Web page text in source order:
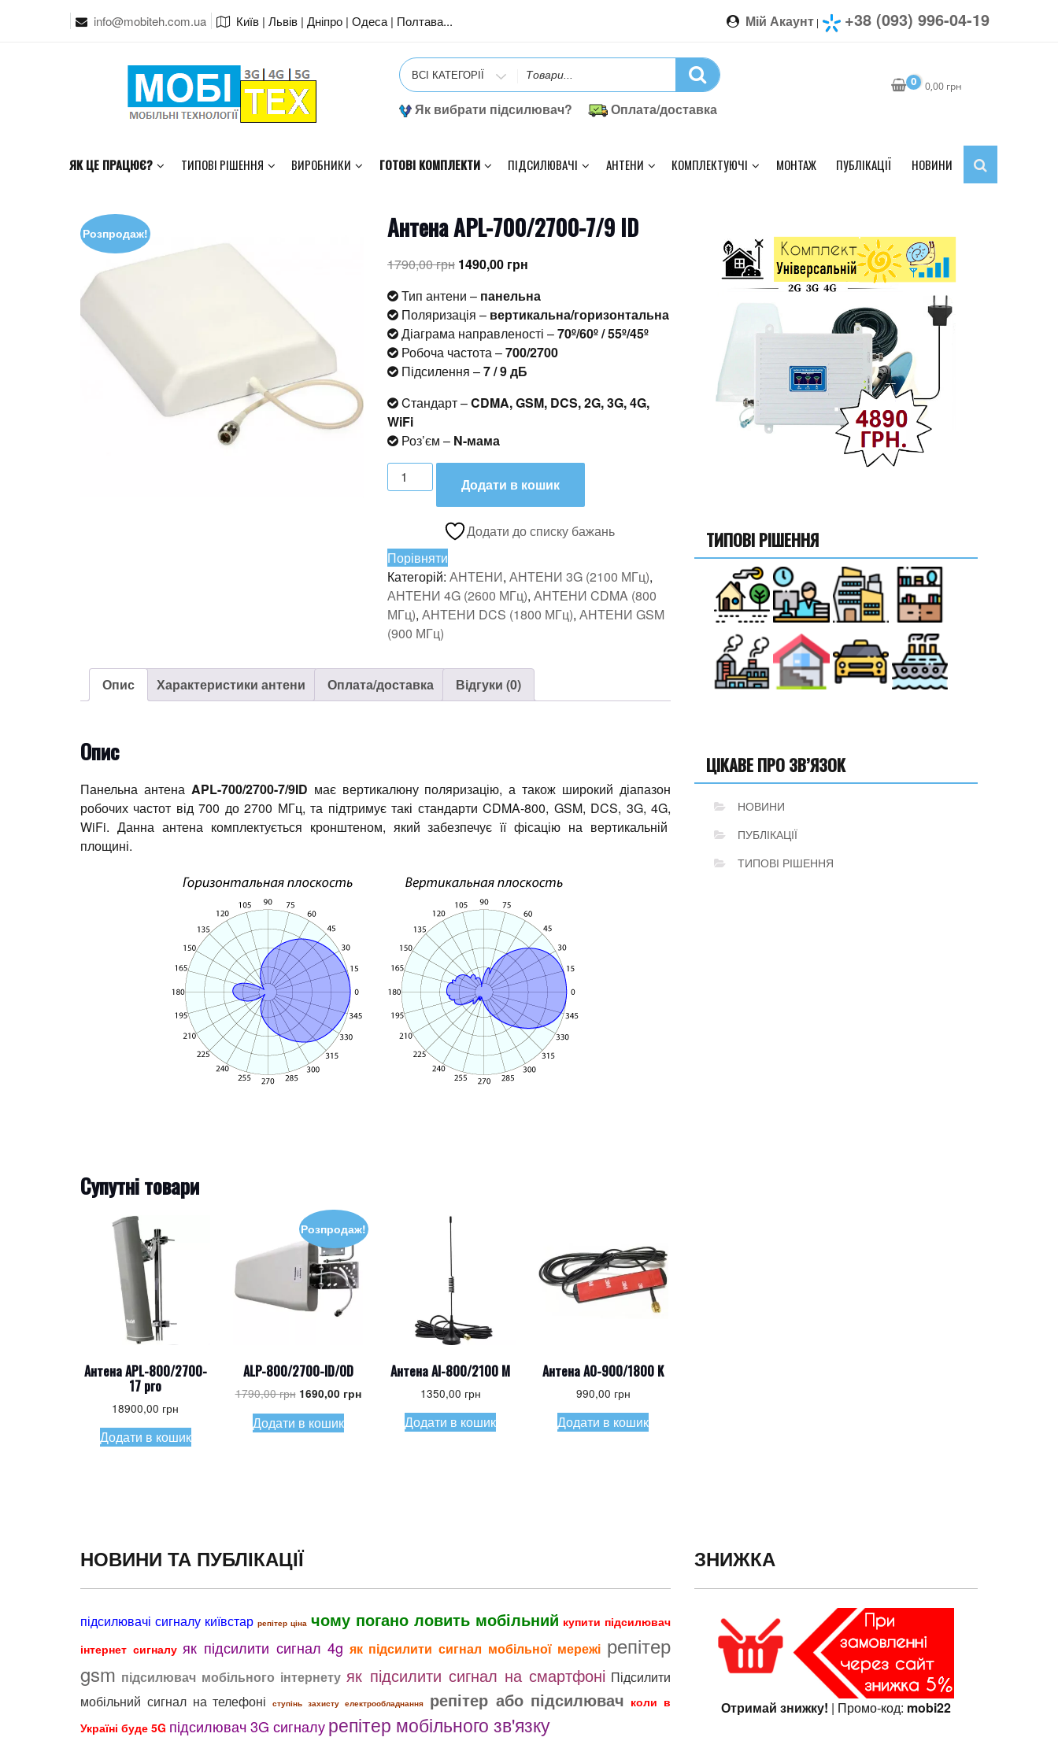
info@mobiteh.com.ua Київ | Львів | Дніпро | Одеса | Полтава... Мій Акаунт | +38 (093) 996-04-19
Search
for
Як вибрати підсилювач?
Оплата/доставка
0 0,00 грн
ЯК ЦЕ ПРАЦЮЄ? ТИПОВІ РІШЕННЯ ВИРОБНИКИ ГОТОВІ КОМПЛЕКТИ ПІДСИЛЮВАЧІ АНТЕНИ КОМПЛЕКТУЮЧІ МОНТАЖ ПУБЛІКАЦІЇ НОВИНИ
Розпродаж! Антена APL-700/2700-7/9 ID
1790,00грн Оригінальна
1790,00 грн.
1490,00 грн
1490,00 грн.
Тип антени – панельна
Поляризація – вертикальна/горизонтальна
Діаграма направленості –70º/60º / 55º/45º
Робоча частота –700/2700
Підсилення –7 / 9 дБ
Cтандарт –CDMA, GSM, DCS, 2G, 3G, 4G,
WiFi
Роз’єм – N-мама
Антена
APL-
700/2700-
ID
кількість
Додати в кошик
Додати до списку бажань
Порівняти
Категорій: АНТЕНИ, АНТЕНИ 3G (2100 МГц),
АНТЕНИ 4G (2600 МГц), АНТЕНИ CDMA (800
МГц), АНТЕНИ DCS (1800 МГц), АНТЕНИ GSM
(900 МГц)
Опис Характеристики антени Оплата/доставка Відгуки (0)
Опис
Панельна антена APL-700/2700-7/9ID має вертикалюну поляризацію, а також широкий діапазон
робочих частот від 700 до 2700 МГц, та підтримує такі стандарти CDMA-800, GSM, DCS, 3G, 4G,
WiFi. Данна антена комплектується кронштеном, який забезпечує її фісацію на вертикальній
площині.
Супутні товари
Антена APL-800/2700-
17 pro
18900,00 грн
Додати в кошик
Розпродаж!
ALP-800/2700-ID/OD
1790,00грн Оригінальна
1790,00 грн.
1690,00 грнПоточна
1690,00 грн.
Додати в кошик
Антена AI-800/2100 M
1350,00 грн
Додати в кошик
Антена AO-900/1800 K
990,00 грн
Додати в кошик
ТИПОВІ РІШЕННЯ
ЦІКАВЕ ПРО ЗВ’ЯЗОК
НОВИНИ
ПУБЛІКАЦІЇ
ТИПОВІ РІШЕННЯ
НОВИНИ ТА ПУБЛІКАЦІЇ
підсилювачі сигналу київстар репітер ціна чому погано ловить мобільний купити підсилювач
інтернет сигналу як підсилити сигнал 4g як підсилити сигнал мобільної мережі репітер
gsm підсилювач мобільного інтернету як підсилити сигнал на смартфоні Підсилити
мобільний сигнал на телефоні
ступінь захисту електрообладнання репітер або підсилювач коли в
Україні буде 5G підсилювач 3G сигналурепітер мобільного зв'язку
ЗНИЖКА
Отримай знижку! | Промо-код: mobi22